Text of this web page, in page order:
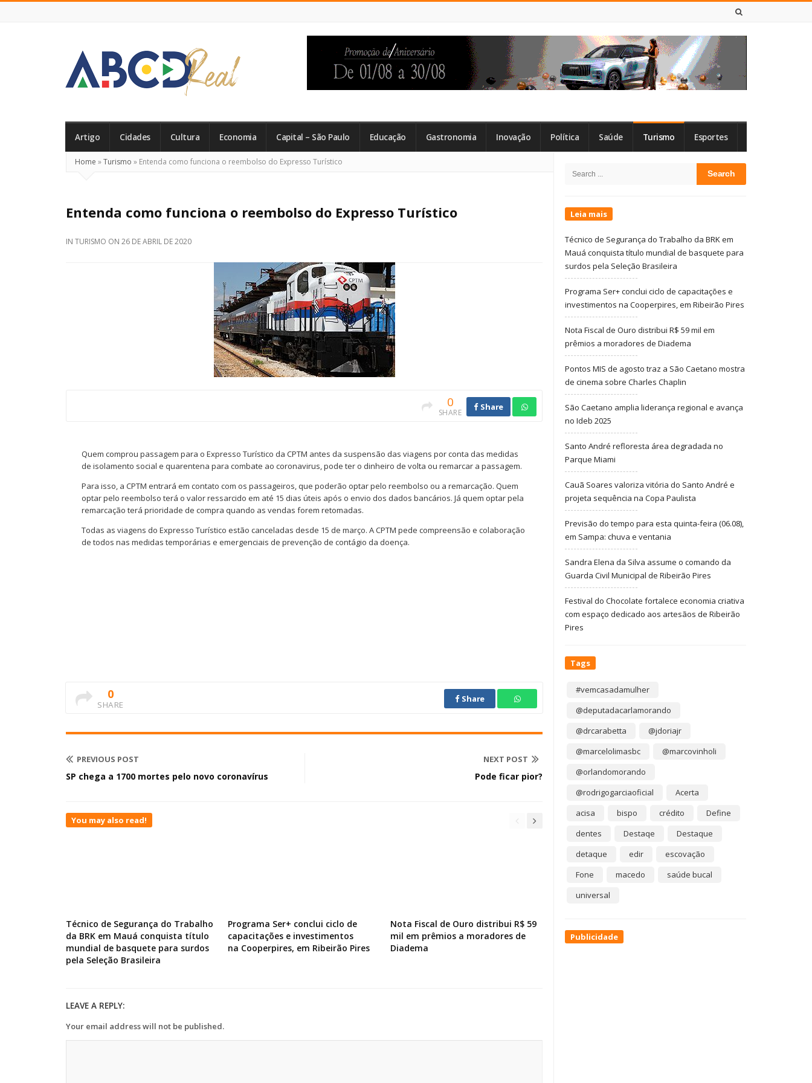
Real
Artigo Cidades Cultura Economia Capital – São Paulo Educação Gastronomia Inovação Política Saúde Turismo Esportes
Home »Turismo » Entenda como funciona o reembolso do Expresso Turístico
Entenda como funciona o reembolso do Expresso Turístico
IN TURISMO ON 26 DE ABRIL DE 2020
0
SHARE
Share
Quem comprou passagem para o Expresso Turístico da CPTM antes da suspensão das viagens por conta das medidas
de isolamento social e quarentena para combate ao coronavirus, pode ter o dinheiro de volta ou remarcar a passagem.
Para isso, a CPTM entrará em contato com os passageiros, que poderão optar pelo reembolso ou a remarcação. Quem
optar pelo reembolso terá o valor ressarcido em até 15 dias úteis após o envio dos dados bancários. Já quem optar pela
remarcação terá prioridade de compra quando as vendas forem retomadas.
Todas as viagens do Expresso Turístico estão canceladas desde 15 de março. A CPTM pede compreensão e colaboração
de todos nas medidas temporárias e emergenciais de prevenção de contágio da doença.
0
SHARE
Share
PREVIOUS POST
SP chega a 1700 mortes pelo novo coronavírus
NEXT POST
Pode ficar pior?
You may also read!
Técnico de Segurança do Trabalho
da BRK em Mauá conquista título
mundial de basquete para surdos
pela Seleção Brasileira
Programa Ser+ conclui ciclo de
capacitações e investimentos
na Cooperpires, em Ribeirão Pires
Nota Fiscal de Ouro distribui R$ 59
mil em prêmios a moradores de
Diadema
LEAVE A REPLY:
Your email address will not be published.
Sidebar
Search
Leia mais
Técnico de Segurança do Trabalho da BRK em
Mauá conquista título mundial de basquete para
surdos pela Seleção Brasileira
Programa Ser+ conclui ciclo de capacitações e
investimentos na Cooperpires, em Ribeirão Pires
Nota Fiscal de Ouro distribui R$ 59 mil em
prêmios a moradores de Diadema
Pontos MIS de agosto traz a São Caetano mostra
de cinema sobre Charles Chaplin
São Caetano amplia liderança regional e avança
no Ideb 2025
Santo André refloresta área degradada no
Parque Miami
Cauã Soares valoriza vitória do Santo André e
projeta sequência na Copa Paulista
Previsão do tempo para esta quinta-feira (06.08),
em Sampa: chuva e ventania
Sandra Elena da Silva assume o comando da
Guarda Civil Municipal de Ribeirão Pires
Festival do Chocolate fortalece economia criativa
com espaço dedicado aos artesãos de Ribeirão
Pires
Tags
#vemcasadamulher
@deputadacarlamorando
@drcarabetta
@jdoriajr
@marcelolimasbc
@marcovinholi
@orlandomorando
@rodrigogarciaoficial
Acerta
acisa
bispo crédito
Define
dentes
Destaqe
Destaque
detaque
edir
escovação
Fone
macedo
saúde bucal
universal
Publicidade